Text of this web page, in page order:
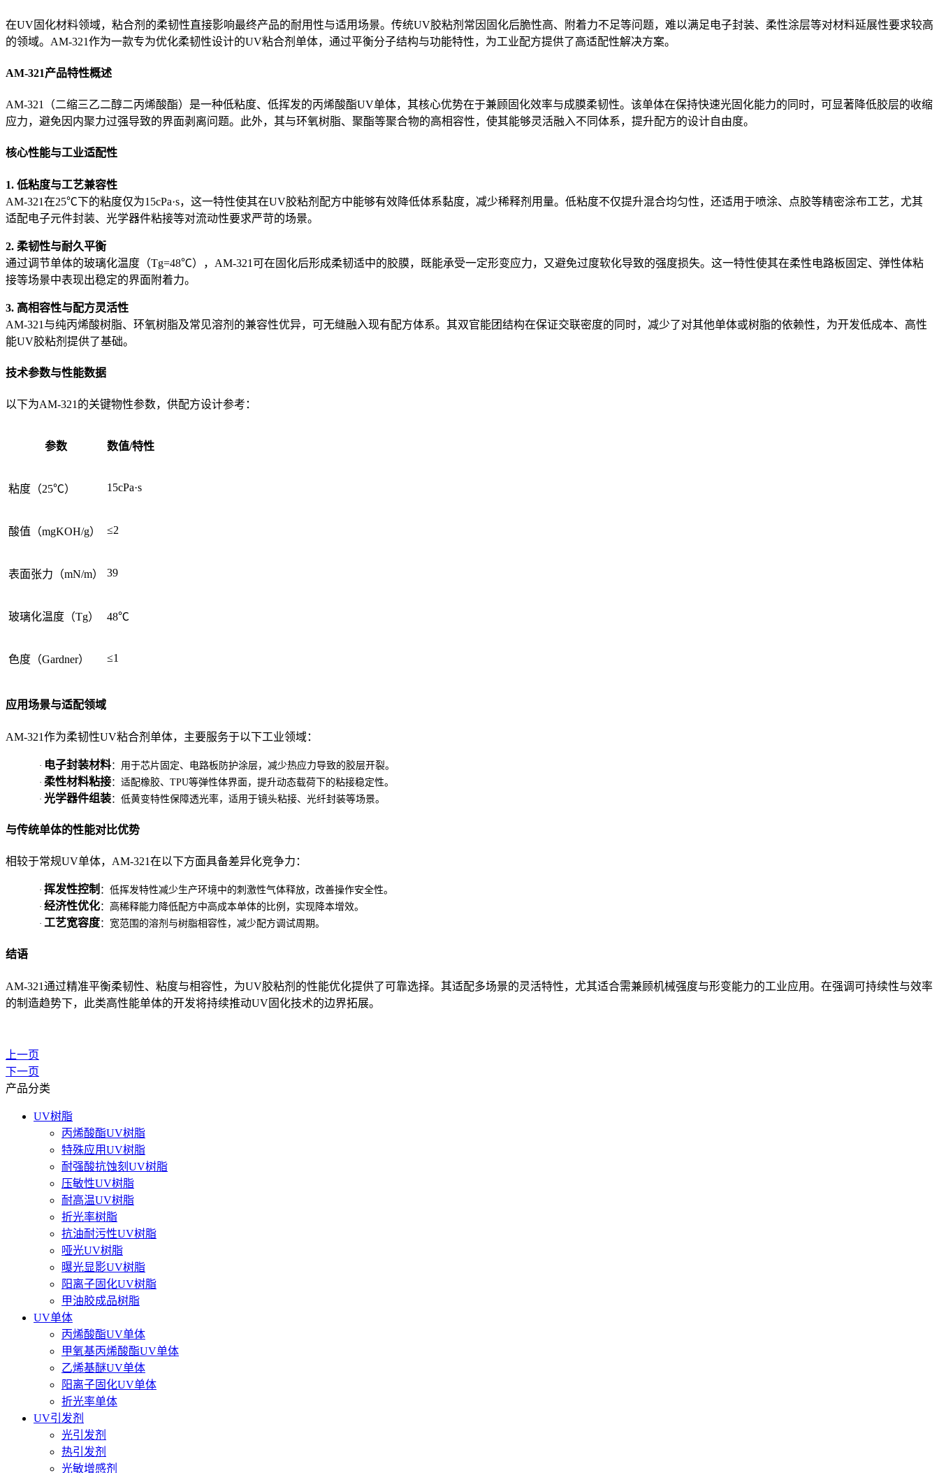
在UV固化材料领域，粘合剂的柔韧性直接影响最终产品的耐用性与适用场景。传统UV胶粘剂常因固化后脆性高、附着力不足等问题，难以满足电子封装、柔性涂层等对材料延展性要求较高
的领域。AM-321作为一款专为优化柔韧性设计的UV粘合剂单体，通过平衡分子结构与功能特性，为工业配方提供了高适配性解决方案。
AM-321产品特性概述
AM-321（二缩三乙二醇二丙烯酸酯）是一种低粘度、低挥发的丙烯酸酯UV单体，其核心优势在于兼顾固化效率与成膜柔韧性。该单体在保持快速光固化能力的同时，可显著降低胶层的收缩
应力，避免因内聚力过强导致的界面剥离问题。此外，其与环氧树脂、聚酯等聚合物的高相容性，使其能够灵活融入不同体系，提升配方的设计自由度。
核心性能与工业适配性
1. 低粘度与工艺兼容性
AM-321在25℃下的粘度仅为15cPa·s，这一特性使其在UV胶粘剂配方中能够有效降低体系黏度，减少稀释剂用量。低粘度不仅提升混合均匀性，还适用于喷涂、点胶等精密涂布工艺，尤其
适配电子元件封装、光学器件粘接等对流动性要求严苛的场景。
2. 柔韧性与耐久平衡
通过调节单体的玻璃化温度（Tg=48℃），AM-321可在固化后形成柔韧适中的胶膜，既能承受一定形变应力，又避免过度软化导致的强度损失。这一特性使其在柔性电路板固定、弹性体粘
接等场景中表现出稳定的界面附着力。
3. 高相容性与配方灵活性
AM-321与纯丙烯酸树脂、环氧树脂及常见溶剂的兼容性优异，可无缝融入现有配方体系。其双官能团结构在保证交联密度的同时，减少了对其他单体或树脂的依赖性，为开发低成本、高性
能UV胶粘剂提供了基础。
技术参数与性能数据
以下为AM-321的关键物性参数，供配方设计参考：
参数 数值/特性
粘度（25℃） 15cPa·s
酸值（mgKOH/g） ≤2
表面张力（mN/m） 39
玻璃化温度（Tg） 48℃
色度（Gardner） ≤1
应用场景与适配领域
AM-321作为柔韧性UV粘合剂单体，主要服务于以下工业领域：
· 电子封装材料：用于芯片固定、电路板防护涂层，减少热应力导致的胶层开裂。
· 柔性材料粘接：适配橡胶、TPU等弹性体界面，提升动态载荷下的粘接稳定性。
· 光学器件组装：低黄变特性保障透光率，适用于镜头粘接、光纤封装等场景。
与传统单体的性能对比优势
相较于常规UV单体，AM-321在以下方面具备差异化竞争力：
· 挥发性控制 ：低挥发特性减少生产环境中的刺激性气体释放，改善操作安全性。
· 经济性优化：高稀释能力降低配方中高成本单体的比例，实现降本增效。
· 工艺宽容度：宽范围的溶剂与树脂相容性，减少配方调试周期。
结语
AM-321通过精准平衡柔韧性、粘度与相容性，为UV胶粘剂的性能优化提供了可靠选择。其适配多场景的灵活特性，尤其适合需兼顾机械强度与形变能力的工业应用。在强调可持续性与效率
的制造趋势下，此类高性能单体的开发将持续推动UV固化技术的边界拓展。
上一页
下一页
产品分类
UV树脂
丙烯酸酯UV树脂
特殊应用UV树脂
耐强酸抗蚀刻UV树脂
压敏性UV树脂
耐高温UV树脂
折光率树脂
抗油耐污性UV树脂
哑光UV树脂
曝光显影UV树脂
阳离子固化UV树脂
甲油胶成品树脂
UV单体
丙烯酸酯UV单体
甲氧基丙烯酸酯UV单体
乙烯基醚UV单体
阳离子固化UV单体
折光率单体
UV引发剂
光引发剂
热引发剂
光敏增感剂